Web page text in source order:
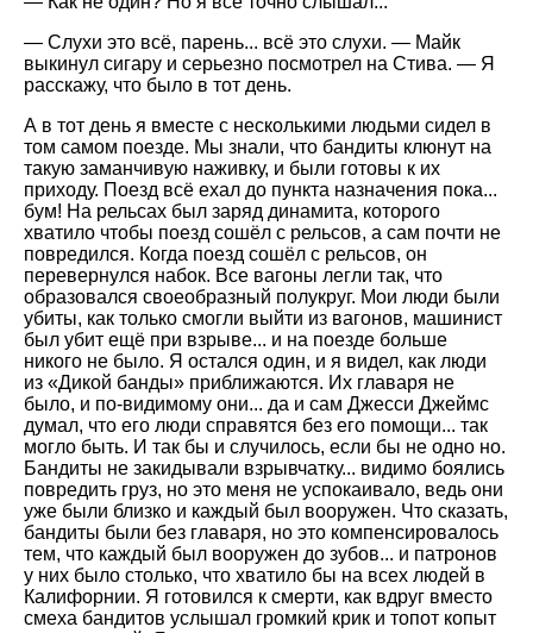
— Слухи это всё, парень... всё это слухи. — Майк
выкинул сигару и серьезно посмотрел на Стива. — Я
расскажу, что было в тот день.
А в тот день я вместе с несколькими людьми сидел в
том самом поезде. Мы знали, что бандиты клюнут на
такую заманчивую наживку, и были готовы к их
приходу. Поезд всё ехал до пункта назначения пока...
бум! На рельсах был заряд динамита, которого
хватило чтобы поезд сошёл с рельсов, а сам почти не
повредился. Когда поезд сошёл с рельсов, он
перевернулся набок. Все вагоны легли так, что
образовался своеобразный полукруг. Мои люди были
убиты, как только смогли выйти из вагонов, машинист
был убит ещё при взрыве... и на поезде больше
никого не было. Я остался один, и я видел, как люди
из «Дикой банды» приближаются. Их главаря не
было, и по-видимому они... да и сам Джесси Джеймс
думал, что его люди справятся без его помощи... так
могло быть. И так бы и случилось, если бы не одно но.
Бандиты не закидывали взрывчатку... видимо боялись
повредить груз, но это меня не успокаивало, ведь они
уже были близко и каждый был вооружен. Что сказать,
бандиты были без главаря, но это компенсировалось
тем, что каждый был вооружен до зубов... и патронов
у них было столько, что хватило бы на всех людей в
Калифорнии. Я готовился к смерти, как вдруг вместо
смеха бандитов услышал громкий крик и топот копыт